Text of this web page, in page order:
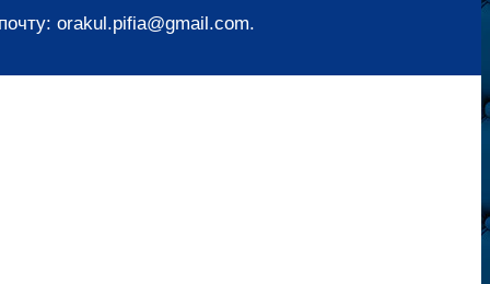
orakul.pifia@gmail.com.